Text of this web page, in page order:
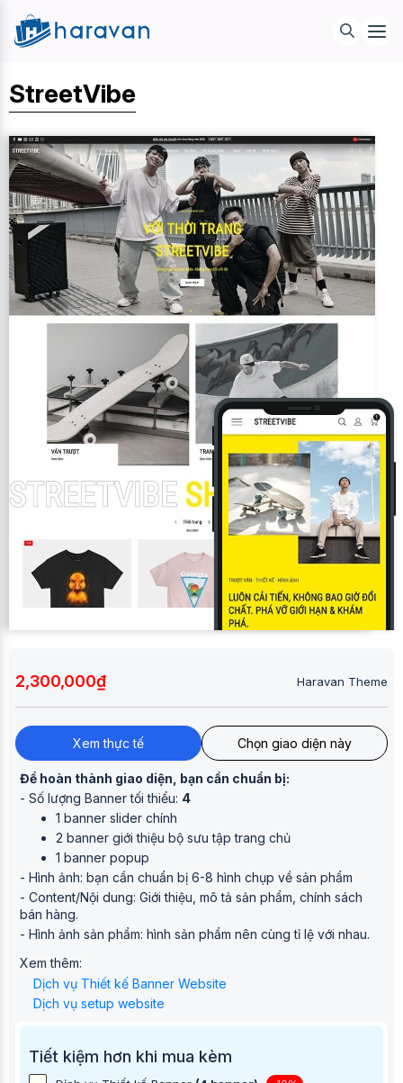
StreetVibe
2,300,000₫ Haravan Theme
Xem thực tế Chọn giao diện này
Để hoàn thành giao diện, bạn cần chuẩn bị:
- Số lượng Banner tối thiểu: 4
1 banner slider chính
2 banner giới thiệu bộ sưu tập trang chủ
1 banner popup
- Hình ảnh: bạn cần chuẩn bị 6-8 hình chụp về sản phẩm
- Content/Nội dung: Giới thiệu, mô tả sản phẩm, chính sách
bán hàng.
- Hình ảnh sản phẩm: hình sản phẩm nên cùng tỉ lệ với nhau.
Xem thêm:
Dịch vụ Thiết kế Banner Website
Dịch vụ setup website
Tiết kiệm hơn khi mua kèm